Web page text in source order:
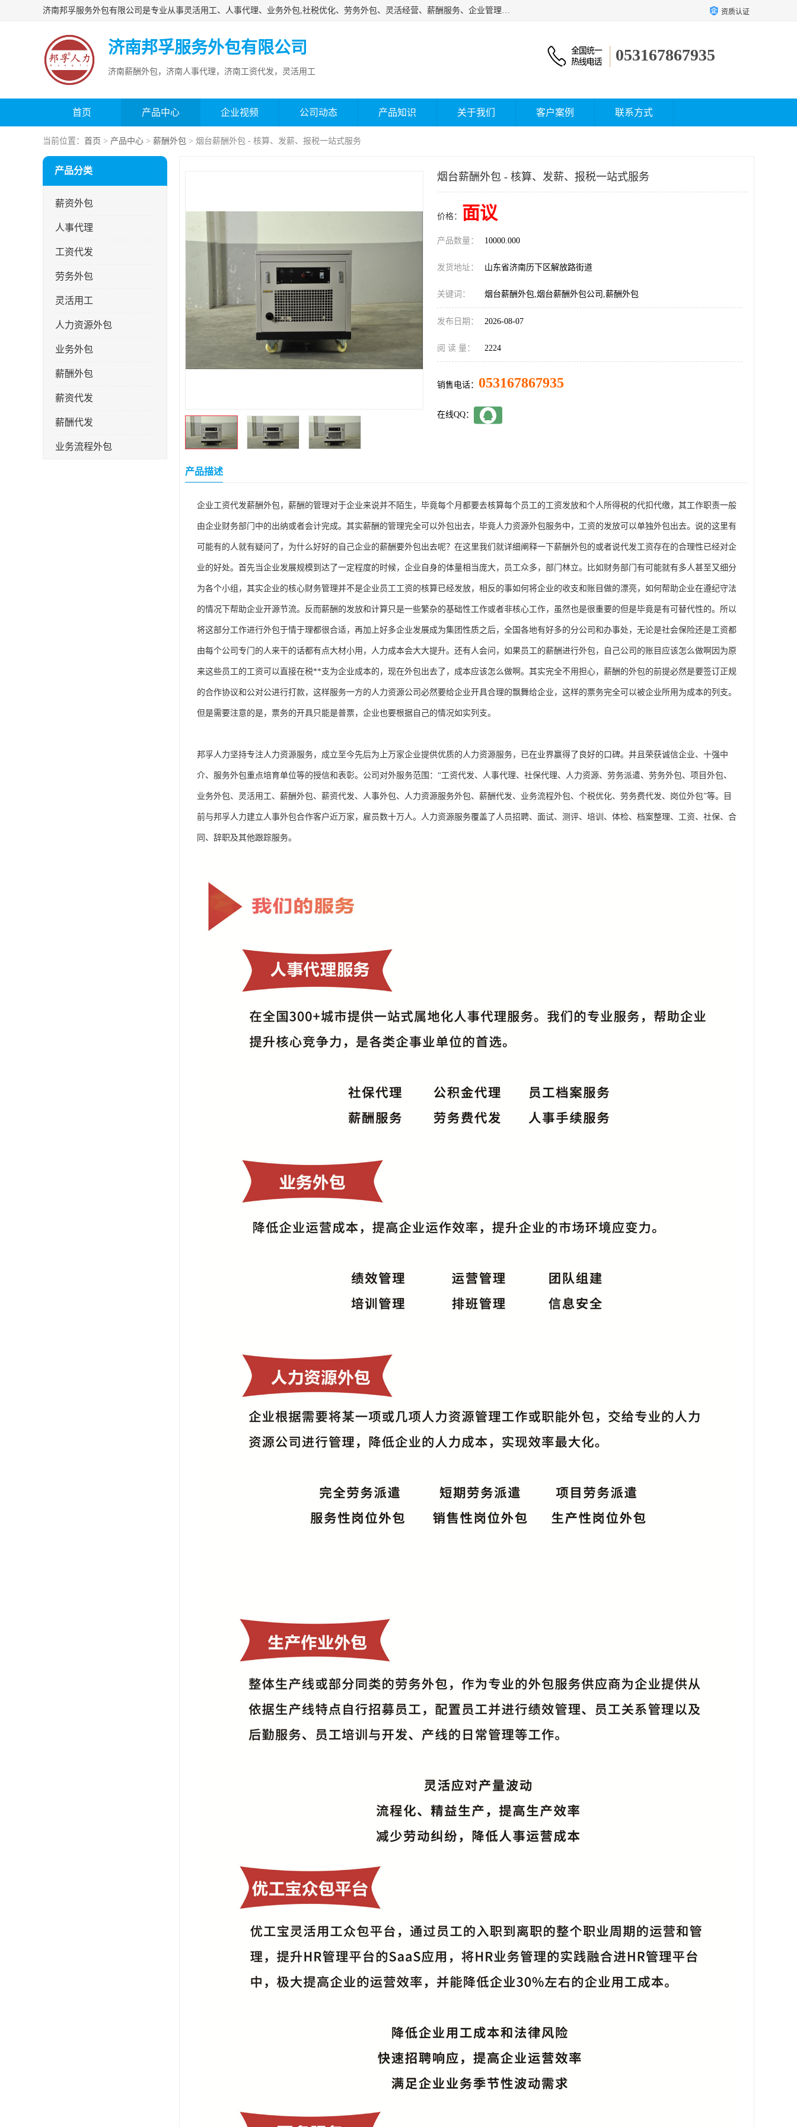
济南邦孚服务外包有限公司是专业从事灵活用工、人事代理、业务外包,社税优化、劳务外包、灵活经营、薪酬服务、企业管理咨询等的全国性的服务外包机构，邦孚人力—合法合规的灵活用工、人力外包、劳务派遣、共享经济财税优化专家，是国内提供企业人力资源综合解决方案有影响的人力资源公司之一。 资质认证
济南邦孚服务外包有限公司
济南薪酬外包，济南人事代理，济南工资代发，灵活用工
053167867935
首页 产品中心 企业视频 公司动态 产品知识 关于我们 客户案例 联系方式
当前位置： 首页 > 产品中心 > 薪酬外包 > 烟台薪酬外包 - 核算、发薪、报税一站式服务
产品分类
薪资外包
人事代理
工资代发
劳务外包
灵活用工
人力资源外包
业务外包
薪酬外包
薪资代发
薪酬代发
业务流程外包
烟台薪酬外包 - 核算、发薪、报税一站式服务
价格： 面议
产品数量： 10000.000
发货地址： 山东省济南历下区解放路街道
关键词： 烟台薪酬外包,烟台薪酬外包公司,薪酬外包
发布日期： 2026-08-07
阅 读 量： 2224
销售电话： 053167867935
在线QQ：
产品描述
企业工资代发薪酬外包，薪酬的管理对于企业来说并不陌生，毕竟每个月都要去核算每个员工的工资发放和个人所得税的代扣代缴，其工作职责一般
由企业财务部门中的出纳或者会计完成。其实薪酬的管理完全可以外包出去，毕竟人力资源外包服务中，工资的发放可以单独外包出去。说的这里有
可能有的人就有疑问了，为什么好好的自己企业的薪酬要外包出去呢？在这里我们就详细阐释一下薪酬外包的或者说代发工资存在的合理性已经对企
业的好处。首先当企业发展规模到达了一定程度的时候，企业自身的体量相当庞大，员工众多，部门林立。比如财务部门有可能就有多人甚至又细分
为各个小组，其实企业的核心财务管理并不是企业员工工资的核算已经发放，相反的事如何将企业的收支和账目做的漂亮，如何帮助企业在遵纪守法
的情况下帮助企业开源节流。反而薪酬的发放和计算只是一些繁杂的基础性工作或者非核心工作，虽然也是很重要的但是毕竟是有可替代性的。所以
将这部分工作进行外包于情于理都很合适，再加上好多企业发展成为集团性质之后，全国各地有好多的分公司和办事处，无论是社会保险还是工资都
由每个公司专门的人来干的话都有点大材小用，人力成本会大大提升。还有人会问，如果员工的薪酬进行外包，自己公司的账目应该怎么做啊因为原
来这些员工的工资可以直接在税**支为企业成本的，现在外包出去了，成本应该怎么做啊。其实完全不用担心，薪酬的外包的前提必然是要签订正规
的合作协议和公对公进行打款，这样服务一方的人力资源公司必然要给企业开具合理的飘舞给企业，这样的票务完全可以被企业所用为成本的列支。
但是需要注意的是，票务的开具只能是普票，企业也要根据自己的情况如实列支。
邦孚人力坚持专注人力资源服务，成立至今先后为上万家企业提供优质的人力资源服务，已在业界赢得了良好的口碑。并且荣获诚信企业、十强中
介、服务外包重点培育单位等的授信和表彰。公司对外服务范围：“工资代发、人事代理、社保代理、人力资源、劳务派遣、劳务外包、项目外包、
业务外包、灵活用工、薪酬外包、薪资代发、人事外包、人力资源服务外包、薪酬代发、业务流程外包、个税优化、劳务费代发、岗位外包”等。目
前与邦孚人力建立人事外包合作客户近万家，雇员数十万人。人力资源服务覆盖了人员招聘、面试、测评、培训、体检、档案整理、工资、社保、合
同、辞职及其他跟踪服务。